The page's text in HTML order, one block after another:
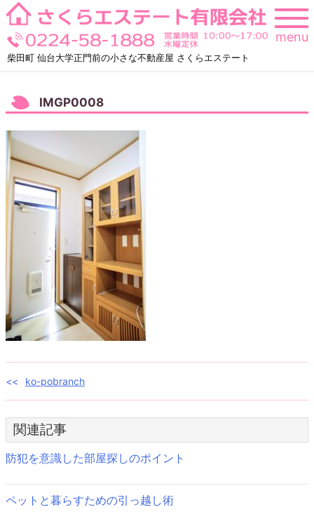
Skip
to
content
柴田町 仙台大学正門前の小さな不動産屋 さくらエステート
menu
IMGP0008
投
ナ
ビ
ゲ
ー
ko-pobranch
関連記事
防犯を意識した部屋探しのポイント
ペットと暮らすための引っ越し術